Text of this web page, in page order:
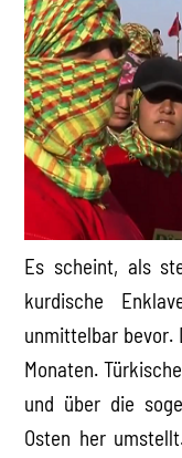
Es scheint, als
kurdische
unmittelbar bevor.
Monaten.
und über die
Osten her